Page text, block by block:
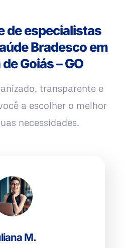
de especialistas
Bradesco em
Goiás – GO
transparente e
a escolher o melhor
necessidades.
M.